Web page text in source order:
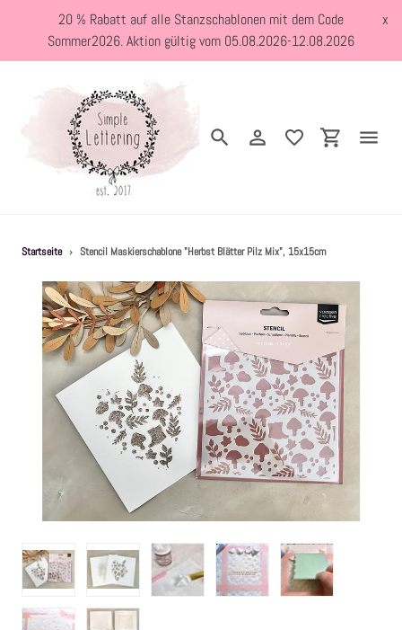
Inhalt
20 % Rabatt auf alle Stanzschablonen mit dem Code
Sommer2026. Aktion gültig vom 05.08.2026-12.08.2026
x
SuchenEinloggen
Kreativblog
Stanzschablonen
Holzstempel
Clear Stamps
Stempelkissen
Embossing Pulver WOW
Kartendeko Embellishments
Startseite › Stencil Maskierschablone "Herbst Blätter Pilz Mix", 15x15cm